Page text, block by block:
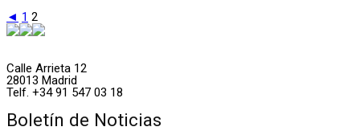
◄ 1 2
Calle Arrieta 12
28013 Madrid
Telf. +34 91 547 03 18
Boletín de Noticias